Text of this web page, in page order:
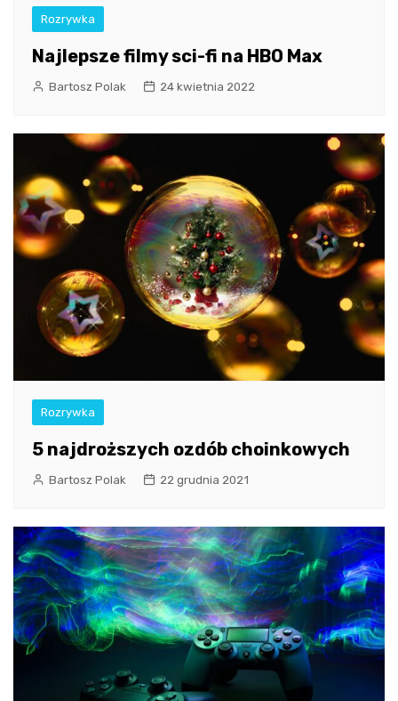
Rozrywka
Najlepsze filmy sci-fi na HBO Max
Bartosz Polak 24 kwietnia 2022
Rozrywka
5 najdroższych ozdób choinkowych
Bartosz Polak 22 grudnia 2021